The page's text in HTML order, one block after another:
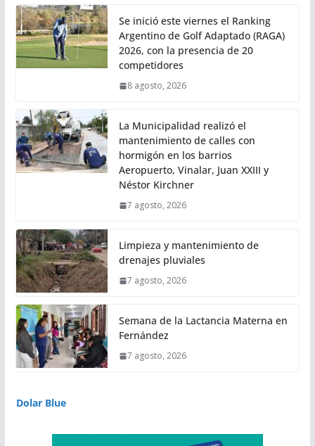
Se inició este viernes el Ranking
Argentino de Golf Adaptado (RAGA)
2026, con la presencia de 20
competidores
8 agosto, 2026
La Municipalidad realizó el
mantenimiento de calles con
hormigón en los barrios
Aeropuerto, Vinalar, Juan XXIII y
Néstor Kirchner
7 agosto, 2026
Limpieza y mantenimiento de
drenajes pluviales
7 agosto, 2026
Semana de la Lactancia Materna en
Fernández
7 agosto, 2026
Dolar Blue